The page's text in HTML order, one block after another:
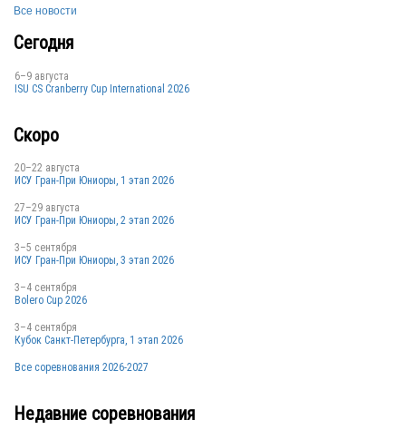
RUS
Все новости
Сегодня
6–9 августа
ISU CS Cranberry Cup International 2026
Скоро
20–22 августа
ИСУ Гран-При Юниоры, 1 этап 2026
27–29 августа
ИСУ Гран-При Юниоры, 2 этап 2026
3–5 сентября
ИСУ Гран-При Юниоры, 3 этап 2026
3–4 сентября
Bolero Cup 2026
3–4 сентября
Кубок Санкт-Петербурга, 1 этап 2026
Все соревнования 2026-2027
Недавние соревнования